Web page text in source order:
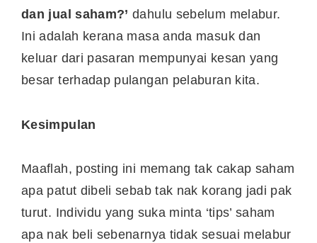
dan jual saham?’ dahulu sebelum melabur.
Ini adalah kerana masa anda masuk dan
keluar dari pasaran mempunyai kesan yang
besar terhadap pulangan pelaburan kita.
Kesimpulan
Maaflah, posting ini memang tak cakap saham
apa patut dibeli sebab tak nak korang jadi pak
turut. Individu yang suka minta ‘tips’ saham
apa nak beli sebenarnya tidak sesuai melabur